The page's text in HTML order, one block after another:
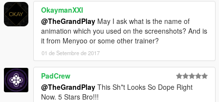
OkaymanXXI
@TheGrandPlay May I ask what is the name of
animation which you used on the screenshots? And is
it from Menyoo or some other trainer?
01 de Setembre de 2017
PadCrew
@TheGrandPlay This Sh*t Looks So Dope Right
Now. 5 Stars Bro!!!